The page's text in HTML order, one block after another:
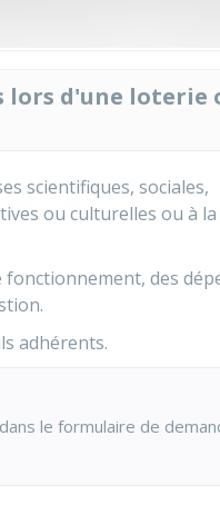
lors d'une loterie
scientifiques, sociales,
ou culturelles ou à la
des
adhérents.
le formulaire de